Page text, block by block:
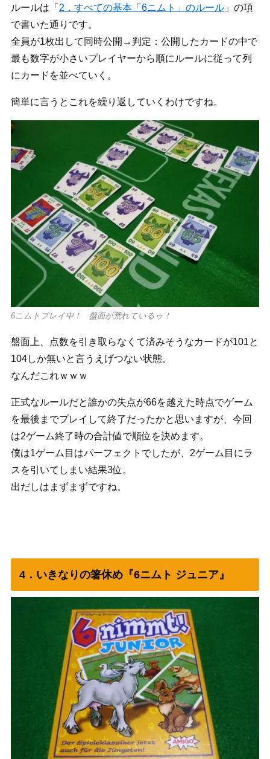
ルールは「 2．すべての基本「6ニムト」のルール」の項
で書いた通りです。
全員が1枚出して同時公開→判定：公開したカードの中で
最も数字が小さいプレイヤーから順にルールに従って列
にカードを並べていく。
簡単に言うとこれを繰り返していくわけですね。
6ニムトプレイ中！ 盤面が荒れているゥ！
盤面上、点数を引き取らなくて済みそうなカードが101と
104しか無いと言うえげつない状態。
なんだこれｗｗｗ
正式なルールだと誰かの失点が66を越えた時点でゲーム
を最後までプレイして終了だったかと思いますが、今回
は2ゲーム終了時の合計値で順位を決めます。
僕は1ゲーム目はパーフェクトでしたが、2ゲーム目にラ
スを引いてしまい結果3位。
出だしはまずまずですね。
4．いきなりの箸休め『6ニムト ジュニア』